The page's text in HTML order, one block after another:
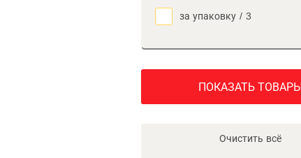
за упаковку / 3
ПОКАЗАТЬ ТОВАРЫ
Очистить всё